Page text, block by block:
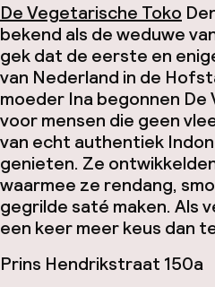
De Vegetarische Toko
bekend als de weduwe
gek dat de eerste en
van Nederland in de
moeder Ina begonnen
voor mensen die geen
van echt authentiek
genieten. Ze ontwikkelden
waarmee ze rendang,
gegrilde saté maken. Als
een keer meer keus dan
Prins Hendrikstraat 150a